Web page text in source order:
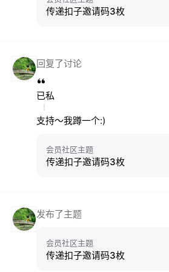
传递扣子邀请码3枚
回复了讨论
已私
支持～我蹲一个:)
会员社区主题
传递扣子邀请码3枚
发布了主题
会员社区主题
传递扣子邀请码3枚